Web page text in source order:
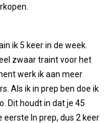
ik 5 keer in de week.
zwaar traint voor het
werk ik aan meer
Als ik in prep ben doe ik
Dit houdt in dat je 45
In prep, dus 2 keer